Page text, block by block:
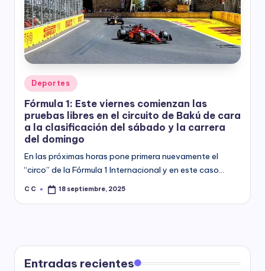
Posted
in
Deportes
Fórmula 1: Este viernes comienzan las
pruebas libres en el circuito de Bakú de cara
a la clasificación del sábado y la carrera
del domingo
En las próximas horas pone primera nuevamente el
“circo” de la Fórmula 1 Internacional y en este caso…
Posted
C C 18 septiembre, 2025
Entradas recientes